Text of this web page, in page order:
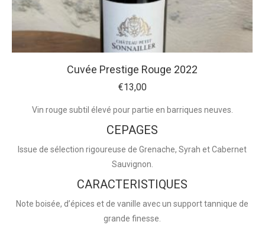
Cuvée Prestige Rouge 2022
€13,00
Vin rouge subtil élevé pour partie en barriques neuves.
CEPAGES
Issue de sélection rigoureuse de Grenache, Syrah et Cabernet
Sauvignon.
CARACTERISTIQUES
Note boisée, d’épices et de vanille avec un support tannique de
grande finesse.